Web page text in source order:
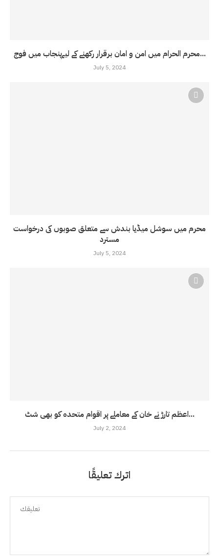
محرم الحرام میں امن و امان برقرار رکھنے کے لیےپنجاب میں فوج...
July 5, 2024
محرم میں سوشل میڈیا بندش سے متعلق صوبوں کی درخواست
مسترد
July 5, 2024
اعظم تارڑ نے خان کے معاملے پر اقوام متحدہ کو بھی شٹ...
July 2, 2024
اترك تعليقًا